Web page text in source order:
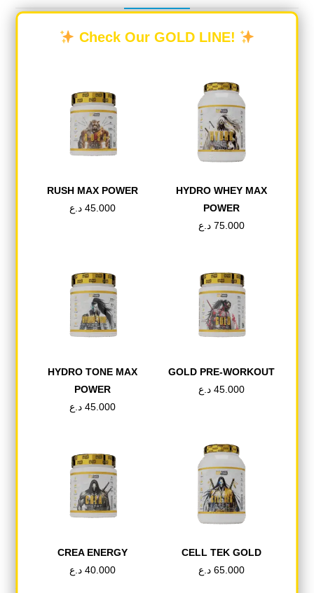
Description
حول المنتج
لقد جمعت المكونات الممتازة المطلقة مع سلسلة من
البروتين وأنظفها وأقل حجمًا. يستخدم CFM مرشحات
لفصل البروتين عن الدهون غير المرغوب فيها
طريقة الاستخدام
تناول حصتين (ملعقتين، 60 جم) يوميًا. امزج ملعقة
التمرين مباشرة. في أيام عدم التدريب، قم بخلط ملعقة
واحدة (30 جم) في 200 مل من الماء البارد، وتناولها أول
شيء في الصباح وبين الوجبات. لا تتجاوز الجرعة اليومية
ملاحظات: يُحفظ بعيدًا عن متناول الأطفال. المنتج
مخصص للبالغين والأشخاص الأصحاء. غير مناسب
للنساء الحوامل والأمهات المرضعات. المغرفة متوفرة
Check Our GOLD LINE!
RUSH MAX POWER
45.000 د.ع
HYDRO WHEY MAX
POWER
75.000 د.ع
HYDRO TONE MAX
POWER
45.000 د.ع
GOLD PRE-WORKOUT
45.000 د.ع
CREA ENERGY
40.000 د.ع
CELL TEK GOLD
65.000 د.ع